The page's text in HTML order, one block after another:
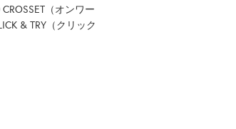
（オンワー
& TRY（クリック